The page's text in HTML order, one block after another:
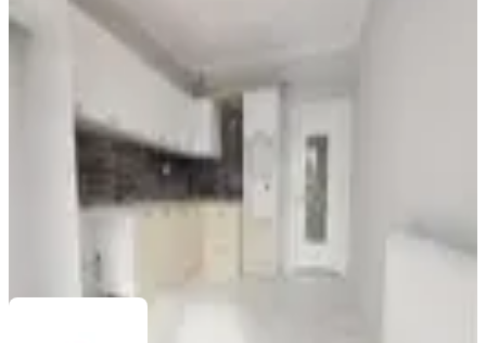
Onikişubat, Hürriyet Mahallesi
·150 m² ·3. Kat
5.150.000 ₺